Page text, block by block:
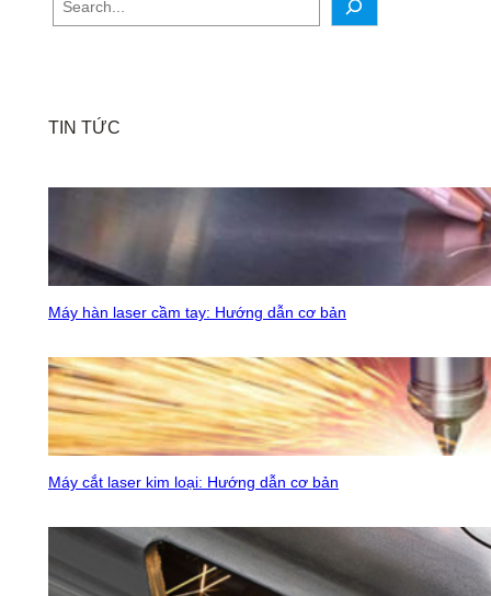
e
h
TIN TỨC
Máy hàn laser cầm tay: Hướng dẫn cơ bản
Máy cắt laser kim loại: Hướng dẫn cơ bản